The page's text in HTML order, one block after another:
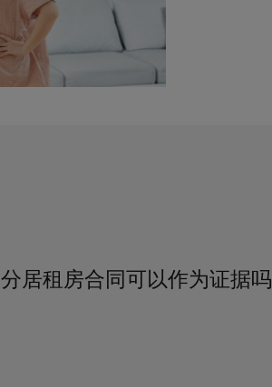
分居租房合同可以作为证据吗